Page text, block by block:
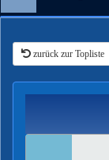
zurück zur Topliste